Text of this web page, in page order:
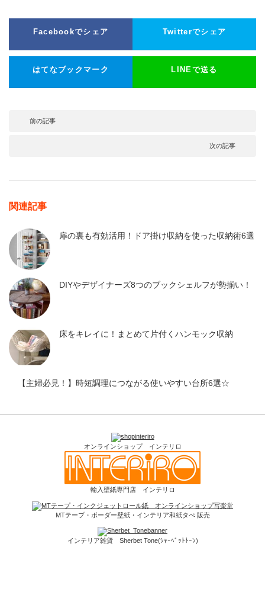
Facebookでシェア Twitterでシェア
はてなブックマーク LINEで送る
前の記事
次の記事
関連記事
扉の裏も有効活用！ドア掛け収納を使った収納術6選
DIYやデザイナーズ8つのブックシェルフが勢揃い！
床をキレイに！まとめて片付くハンモック収納
【主婦必見！】時短調理につながる使いやすい台所6選☆
オンラインショップ インテリロ
輸入壁紙専門店 インテリロ
MTテープ・ボーダー壁紙・インテリア和紙タぺ 販売
インテリア雑貨 Sherbet Tone(ｼｬｰﾍﾞｯﾄﾄｰﾝ)